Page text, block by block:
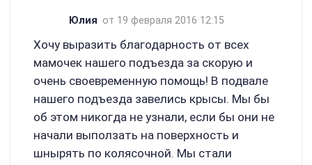
Юлия от 19 февраля 2016 12:15
Хочу выразить благодарность от всех
мамочек нашего подъезда за скорую и
очень своевременную помощь! В подвале
нашего подъезда завелись крысы. Мы бы
об этом никогда не узнали, если бы они не
начали выползать на поверхность и
шнырять по колясочной. Мы стали